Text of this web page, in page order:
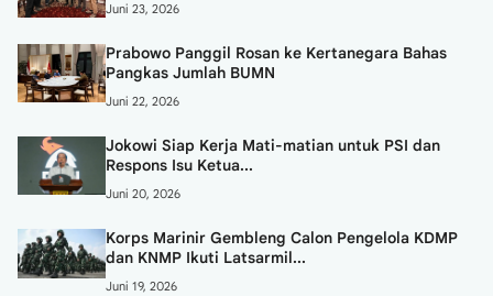
Juni 23, 2026
Prabowo Panggil Rosan ke Kertanegara Bahas
Pangkas Jumlah BUMN
Juni 22, 2026
Jokowi Siap Kerja Mati-matian untuk PSI dan
Respons Isu Ketua...
Juni 20, 2026
Korps Marinir Gembleng Calon Pengelola KDMP
dan KNMP Ikuti Latsarmil...
Juni 19, 2026